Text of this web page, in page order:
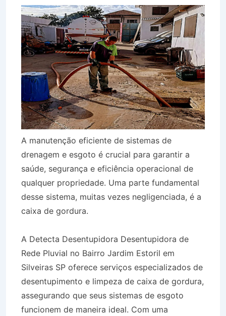
A manutenção eficiente de sistemas de
drenagem e esgoto é crucial para garantir a
saúde, segurança e eficiência operacional de
qualquer propriedade. Uma parte fundamental
desse sistema, muitas vezes negligenciada, é a
caixa de gordura.
A Detecta Desentupidora Desentupidora de
Rede Pluvial no Bairro Jardim Estoril em
Silveiras SP oferece serviços especializados de
desentupimento e limpeza de caixa de gordura,
assegurando que seus sistemas de esgoto
funcionem de maneira ideal. Com uma